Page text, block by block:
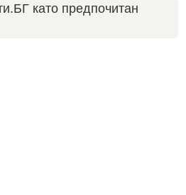
като предпочитан